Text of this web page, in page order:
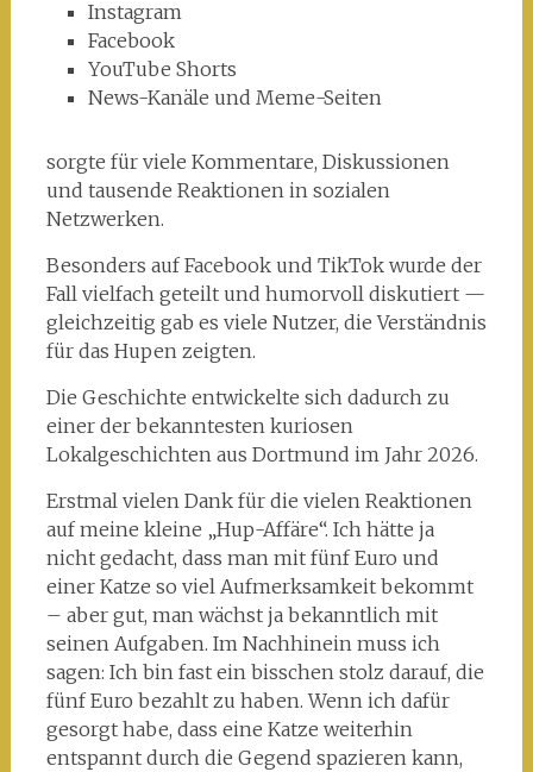
Instagram
Facebook
YouTube Shorts
News-Kanäle und Meme-Seiten
sorgte für viele Kommentare, Diskussionen
und tausende Reaktionen in sozialen
Netzwerken.
Besonders auf Facebook und TikTok wurde der
Fall vielfach geteilt und humorvoll diskutiert —
gleichzeitig gab es viele Nutzer, die Verständnis
für das Hupen zeigten.
Die Geschichte entwickelte sich dadurch zu
einer der bekanntesten kuriosen
Lokalgeschichten aus Dortmund im Jahr 2026.
Erstmal vielen Dank für die vielen Reaktionen
auf meine kleine „Hup-Affäre“. Ich hätte ja
nicht gedacht, dass man mit fünf Euro und
einer Katze so viel Aufmerksamkeit bekommt
– aber gut, man wächst ja bekanntlich mit
seinen Aufgaben. Im Nachhinein muss ich
sagen: Ich bin fast ein bisschen stolz darauf, die
fünf Euro bezahlt zu haben. Wenn ich dafür
gesorgt habe, dass eine Katze weiterhin
entspannt durch die Gegend spazieren kann,